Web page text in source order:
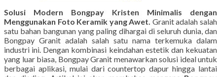
Solusi Modern Bongpay Kristen Minimalis dengan
Menggunakan Foto Keramik yang Awet. Granit adalah salah
satu bahan bangunan yang paling dihargai di seluruh dunia, dan
Bongpay Granit adalah salah satu nama terkemuka dalam
industri ini. Dengan kombinasi keindahan estetik dan kekuatan
yang luar biasa, Bongpay Granit menawarkan solusi ideal untuk
berbagai aplikasi, mulai dari countertop dapur hingga lantai